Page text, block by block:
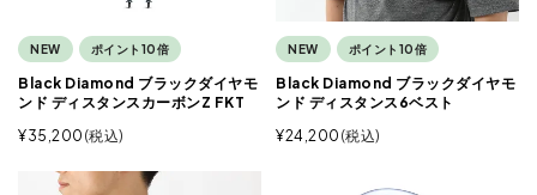
NEW ポイント10倍
Black Diamond ブラックダイヤモ
ンド ディスタンスカーボンZ FKT
¥35,200 税込
NEW ポイント10倍
Black Diamond ブラックダイヤモ
ンド ディスタンス6ベスト
¥24,200 税込